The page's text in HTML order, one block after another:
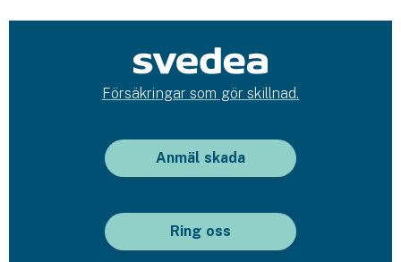
Försäkringar som gör skillnad.
Anmäl skada
Ring oss